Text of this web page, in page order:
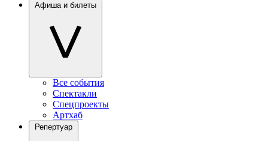
Афиша и билеты
Все события
Спектакли
Спецпроекты
Артхаб
Репертуар